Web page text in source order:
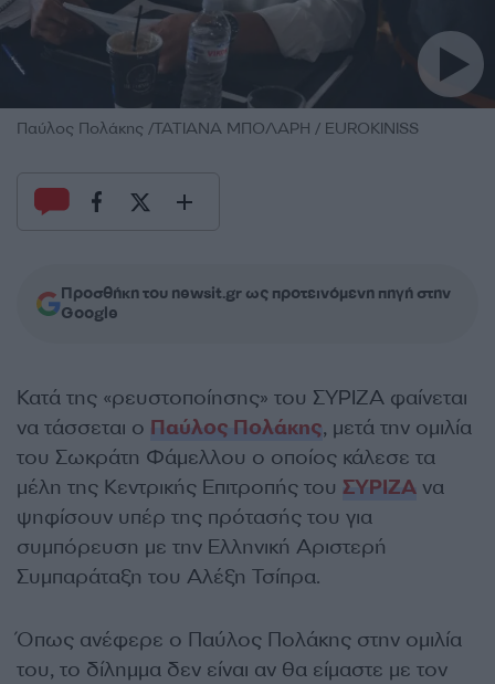
Παύλος Πολάκης /ΤΑΤΙΑΝΑ ΜΠΟΛΑΡΗ / EUROKINISS
Προσθήκη του newsit.gr ως προτεινόμενη πηγή στην
Google
Κατά της «ρευστοποίησης» του ΣΥΡΙΖΑ φαίνεται
να τάσσεται ο Παύλος Πολάκης, μετά την ομιλία
του Σωκράτη Φάμελλου ο οποίος κάλεσε τα
μέλη της Κεντρικής Επιτροπής του ΣΥΡΙΖΑ να
ψηφίσουν υπέρ της πρότασής του για
συμπόρευση με την Ελληνική Αριστερή
Συμπαράταξη του Αλέξη Τσίπρα.
Όπως ανέφερε ο Παύλος Πολάκης στην ομιλία
του, το δίλημμα δεν είναι αν θα είμαστε με τον